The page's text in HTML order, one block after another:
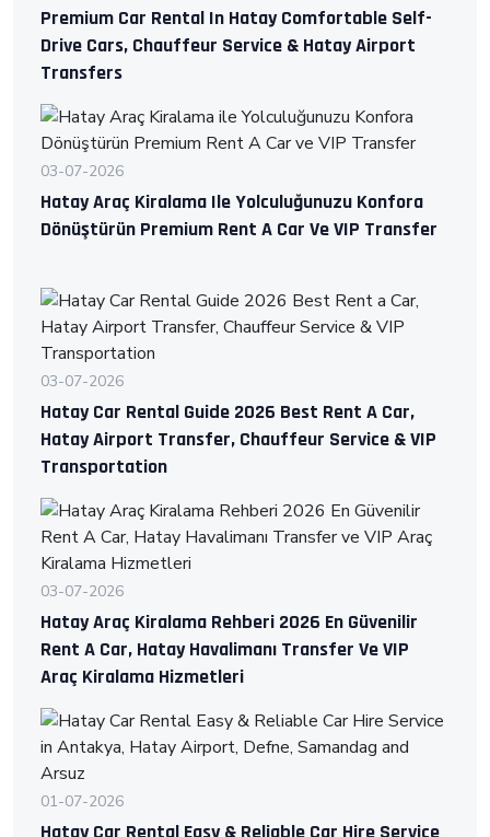
Premium Car Rental In Hatay Comfortable Self-
Drive Cars, Chauffeur Service & Hatay Airport
Transfers
03-07-2026
Hatay Araç Kiralama Ile Yolculuğunuzu Konfora
Dönüştürün Premium Rent A Car Ve VIP Transfer
03-07-2026
Hatay Car Rental Guide 2026 Best Rent A Car,
Hatay Airport Transfer, Chauffeur Service & VIP
Transportation
03-07-2026
Hatay Araç Kiralama Rehberi 2026 En Güvenilir
Rent A Car, Hatay Havalimanı Transfer Ve VIP
Araç Kiralama Hizmetleri
01-07-2026